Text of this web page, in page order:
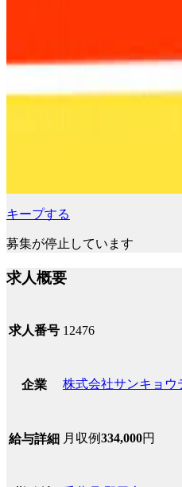
キープする
募集が停止しています
求人概要
求人番号 12476
企業 株式会社サンキョウ
給与詳細 月収例334,000円